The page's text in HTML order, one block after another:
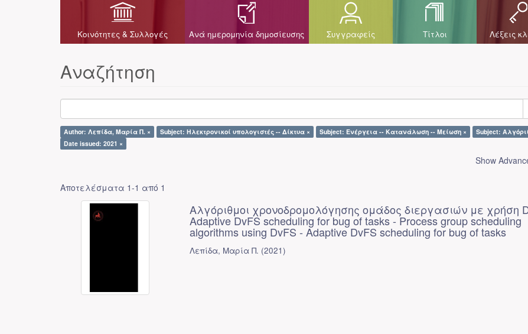
Κοινότητες & Συλλογές Ανά ημερομηνία δημοσίευσης Συγγραφείς Τίτλοι Λέξεις
Αναζήτηση
Author: Λεπίδα, Μαρία Π. × Subject: Ηλεκτρονικοί υπολογιστές -- Δίκτυα × Subject: Ενέργεια -- Κατανάλωση -- Μείωση ×
Subject:
Date issued: 2021 ×
Show
Αποτελέσματα 1-1 από 1
Αλγόριθμοι χρονοδρομολόγησης ομάδος διεργασιών με χρήση
Adaptive DvFS scheduling for bug of tasks - Process group scheduling
algorithms using DvFS - Adaptive DvFS scheduling for bug of tasks
Λεπίδα, Μαρία Π. (2021)